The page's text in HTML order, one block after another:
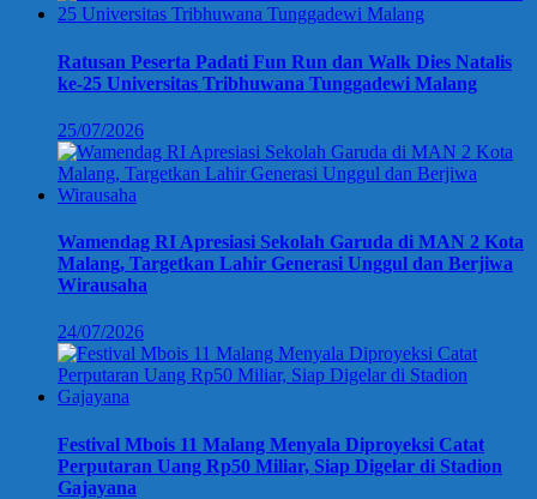
Ratusan Peserta Padati Fun Run dan Walk Dies Natalis
ke-25 Universitas Tribhuwana Tunggadewi Malang
25/07/2026
Wamendag RI Apresiasi Sekolah Garuda di MAN 2 Kota
Malang, Targetkan Lahir Generasi Unggul dan Berjiwa
Wirausaha
24/07/2026
Festival Mbois 11 Malang Menyala Diproyeksi Catat
Perputaran Uang Rp50 Miliar, Siap Digelar di Stadion
Gajayana